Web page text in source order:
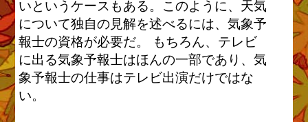
いというケースもある。このように、天気
について独自の見解を述べるには、気象予
報士の資格が必要だ。 もちろん、テレビ
に出る気象予報士はほんの一部であり、気
象予報士の仕事はテレビ出演だけではな
い。